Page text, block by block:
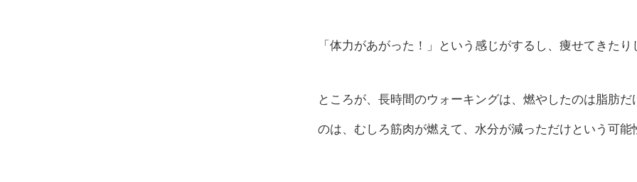
「体力があがった！」という感じがするし、痩せてきた
ところが、長時間のウォーキングは、燃やしたのは脂肪
のは、むしろ筋肉が燃えて、水分が減っただけという可能